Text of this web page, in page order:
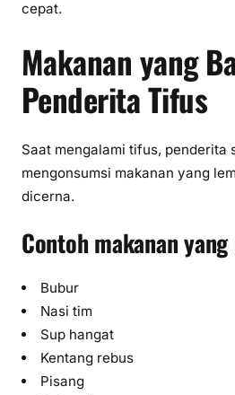
cepat.
Makanan yang
Penderita Tifus
Saat mengalami tifus, penderita
mengonsumsi makanan yang
dicerna.
Contoh makanan
Bubur
Nasi tim
Sup hangat
Kentang rebus
Pisang